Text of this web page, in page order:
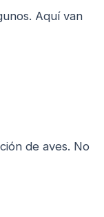
Aquí van
de aves. No